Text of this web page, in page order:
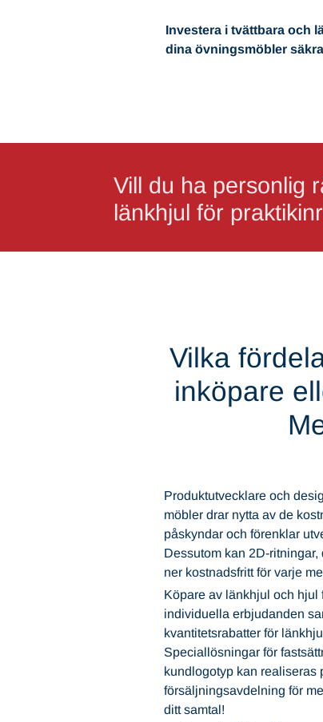
Investera i tvättbara och
dina övningsmöbler
Vill du ha personlig
länkhjul för
Vilka
inköpare
Produktutvecklare och
möbler drar nytta av de
påskyndar och förenklar
Dessutom kan 2D-
ner kostnadsfritt för varje
Köpare av länkhjul och hjul
individuella erbjudanden
kvantitetsrabatter för
Speciallösningar för
kundlogotyp kan realiseras
försäljningsavdelning för
ditt samtal!